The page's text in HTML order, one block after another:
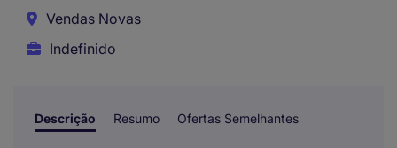
Vendas Novas
Indefinido
Descrição Resumo Ofertas Semelhantes